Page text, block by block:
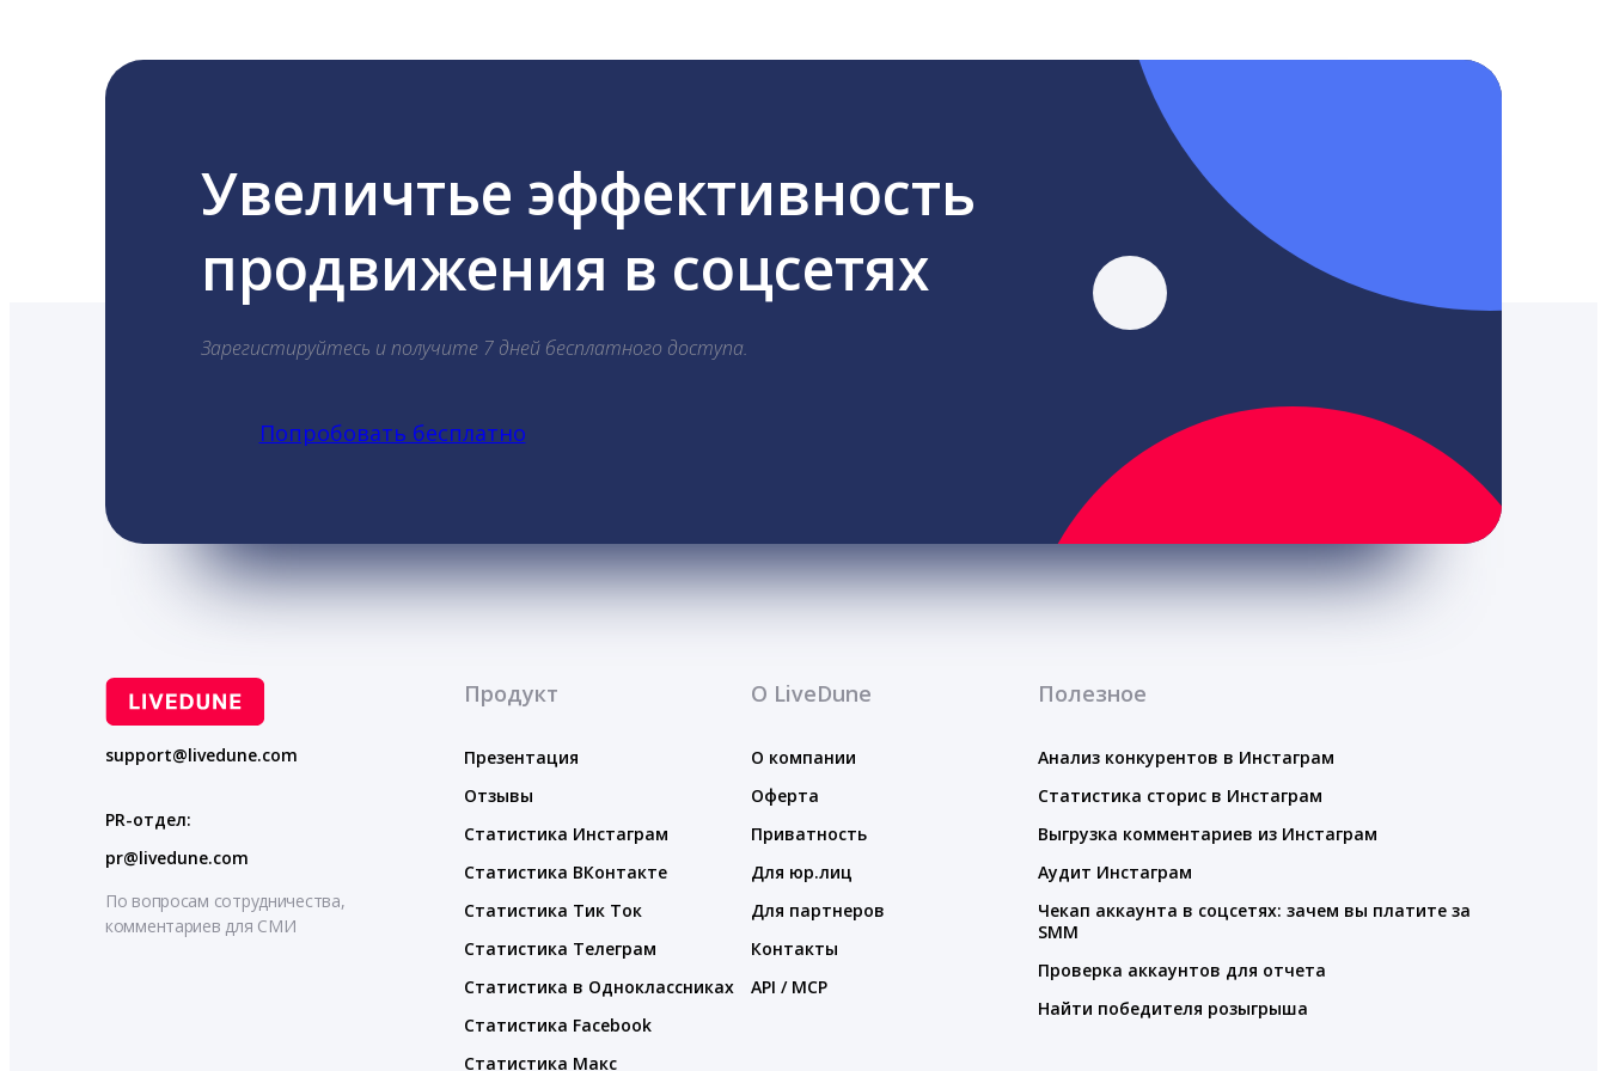
Увеличтье эффективность
продвижения в соцсетях
Зарегистируйтесь и получите 7 дней бесплатного доступа.
Попробовать бесплатно
support@livedune.com
PR-отдел:
pr@livedune.com
По вопросам сотрудничества,
комментариев для СМИ
Продукт
Презентация
Отзывы
Статистика Инстаграм
Статистика ВКонтакте
Статистика Тик Ток
Статистика Телеграм
Статистика в Одноклассниках
Статистика Facebook
Статистика Макс
О LiveDune
О компании
Оферта
Приватность
Для юр.лиц
Для партнеров
Контакты
API / MCP
Полезное
Анализ конкурентов в Инстаграм
Статистика сторис в Инстаграм
Выгрузка комментариев из Инстаграм
Аудит Инстаграм
Чекап аккаунта в соцсетях: зачем вы платите за
SMM
Проверка аккаунтов для отчета
Найти победителя розыгрыша